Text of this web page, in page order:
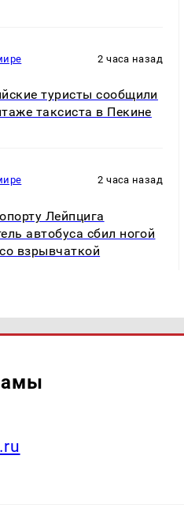
2 часа назад
туристы сообщили
таксиста в Пекине
2 часа назад
Лейпцига
автобуса сбил ногой
взрывчаткой